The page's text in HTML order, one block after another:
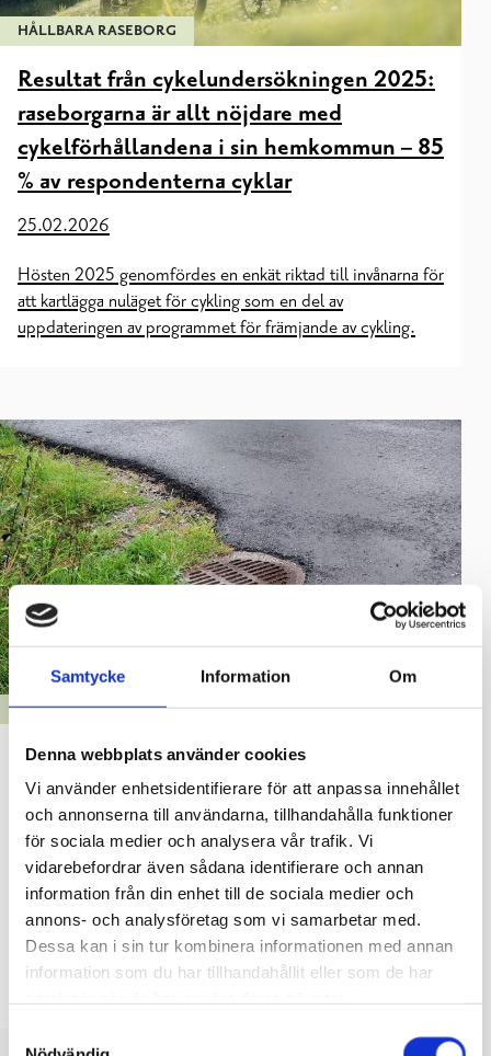
Samtycke Information Om
Denna webbplats använder cookies
Vi använder enhetsidentifierare för att anpassa innehållet
och annonserna till användarna, tillhandahålla funktioner
för sociala medier och analysera vår trafik. Vi
vidarebefordrar även sådana identifierare och annan
information från din enhet till de sociala medier och
annons- och analysföretag som vi samarbetar med.
Dessa kan i sin tur kombinera informationen med annan
information som du har tillhandahållit eller som de har
HÅLLBARA RASEBORG
Resultat från cykelundersökningen 2025:
raseborgarna är allt nöjdare med
cykelförhållandena i sin hemkommun – 85
% av respondenterna cyklar
25.02.2026
Hösten 2025 genomfördes en enkät riktad till invånarna för
att kartlägga nuläget för cykling som en del av
uppdateringen av programmet för främjande av cykling.
GATOR, PARKER & ALLMÄNNA OMRÅDEN
Dagvattenprogram och uppdatering av
dagvattenavloppsområdet
29.01.2026
Raseborgs stad har utarbetat ett dagvattenprogram för
2025–2030 och uppdaterat dagvattenavloppsområdet
som avses i vattenförsörjningslagen. Dagvattenprogrammet
är Raseborgs första i sitt slag.